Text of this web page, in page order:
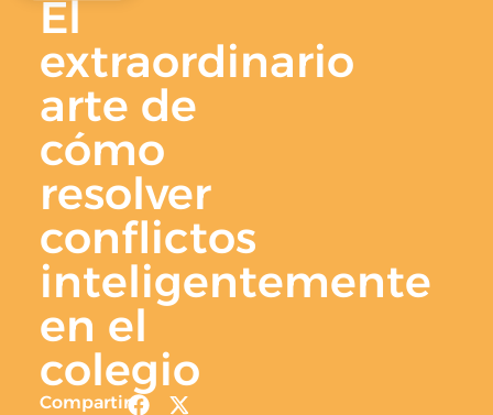
El
extraordinario
arte de
cómo
resolver
conflictos
inteligentemente
en el
colegio
Compartir